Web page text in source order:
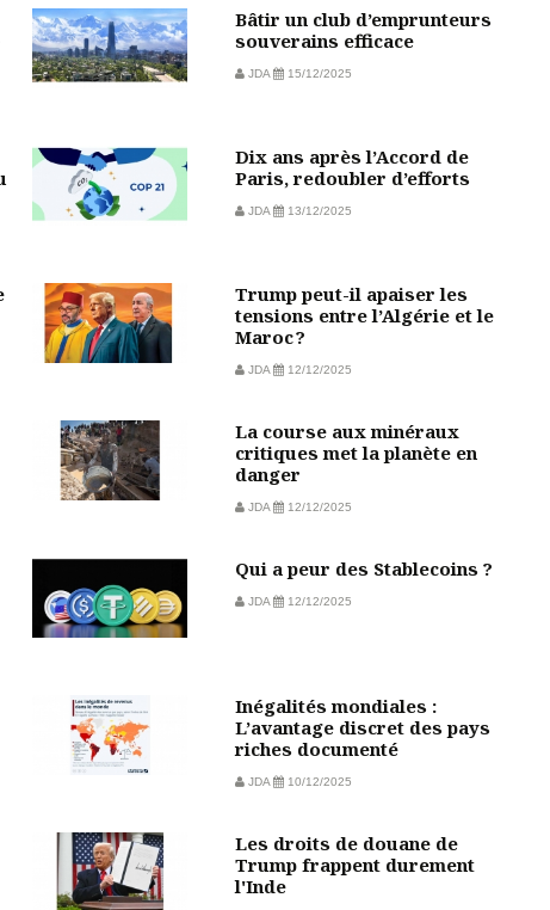
Bâtir un club d’emprunteurs
souverains efficace
JDA 15/12/2025
Dix ans après l’Accord de
Paris, redoubler d’efforts
JDA 13/12/2025
Trump peut-il apaiser les
tensions entre l’Algérie et le
Maroc ?
JDA 12/12/2025
La course aux minéraux
critiques met la planète en
danger
JDA 12/12/2025
Qui a peur des Stablecoins ?
JDA 12/12/2025
Inégalités mondiales :
L’avantage discret des pays
riches documenté
JDA 10/12/2025
Les droits de douane de
Trump frappent durement
l'Inde